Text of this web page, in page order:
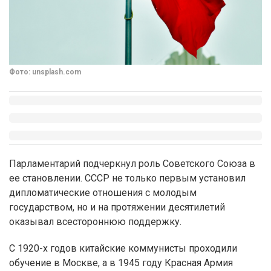
Фото: unsplash.com
Парламентарий подчеркнул роль Советского Союза в
ее становлении. СССР не только первым установил
дипломатические отношения с молодым
государством, но и на протяжении десятилетий
оказывал всестороннюю поддержку.
С 1920-х годов китайские коммунисты проходили
обучение в Москве, а в 1945 году Красная Армия